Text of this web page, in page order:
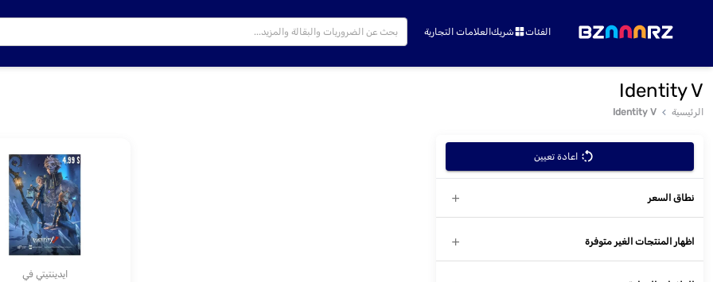
الفئات شريكالعلامات التجارية
Identity V
الرئيسية Identity V
ايدينتيتي في
اعادة تعيين
نطاق السعر
اظهار المنتجات الغير متوفرة